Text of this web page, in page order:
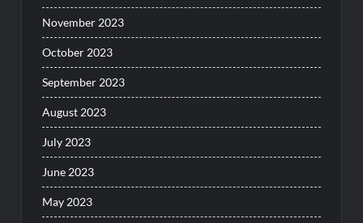
November 2023
October 2023
September 2023
August 2023
July 2023
June 2023
May 2023